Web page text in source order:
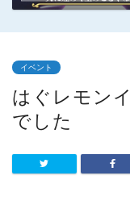
イベント
はぐレモン
でした